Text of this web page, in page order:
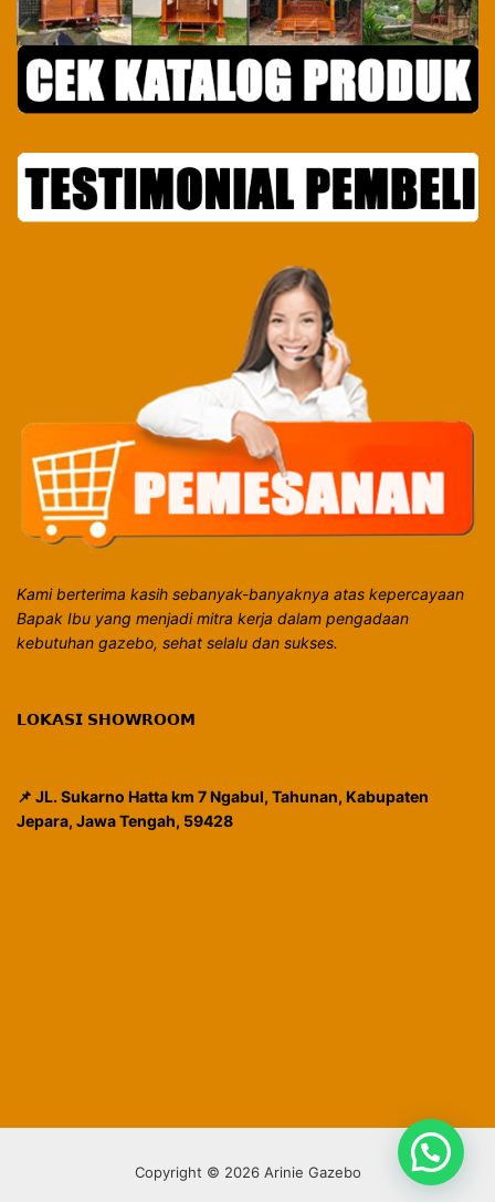
Kami berterima kasih sebanyak-banyaknya atas kepercayaan
Bapak Ibu yang menjadi mitra kerja dalam pengadaan
kebutuhan gazebo, sehat selalu dan sukses.
𝗟𝗢𝗞𝗔𝗦𝗜 𝗦𝗛𝗢𝗪𝗥𝗢𝗢𝗠
📌 JL. Sukarno Hatta km 7 Ngabul, Tahunan, Kabupaten
Jepara, Jawa Tengah, 59428
Copyright © 2026 Arinie Gazebo